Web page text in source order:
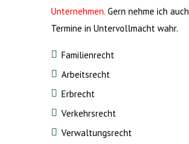
Unternehmen. Gern nehme ich auch
Termine in Untervollmacht wahr.
Familienrecht
Arbeitsrecht
Erbrecht
Verkehrsrecht
Verwaltungsrecht